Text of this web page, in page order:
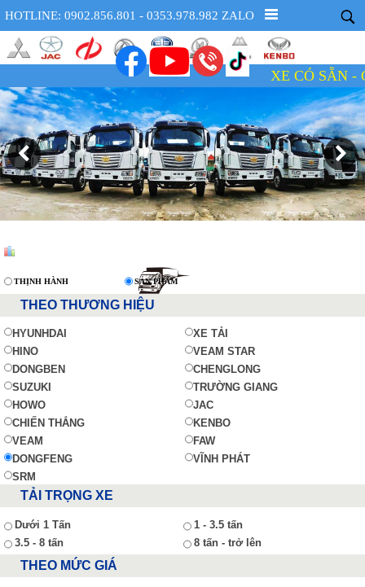
HOTLINE: 0902.856.801 - 0353.978.982 ZALO
XE CÓ SẴN - GIÁ
THỊNH HÀNH SẢN PHẨM
THEO THƯƠNG HIỆU
HYUNHDAI
XE TẢI
HINO
VEAM STAR
DONGBEN
CHENGLONG
SUZUKI
TRƯỜNG GIANG
HOWO
JAC
CHIẾN THẮNG
KENBO
VEAM
FAW
DONGFENG
VĨNH PHÁT
SRM
TẢI TRỌNG XE
Dưới 1 Tấn
1 - 3.5 tấn
3.5 - 8 tấn
8 tấn - trở lên
THEO MỨC GIÁ